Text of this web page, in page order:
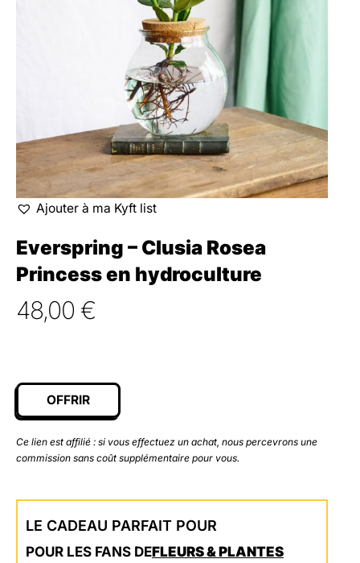
Ajouter à ma Kyft list
Everspring – Clusia Rosea
Princess en hydroculture
48,00 €
OFFRIR
Ce lien est affilié : si vous effectuez un achat, nous percevrons une
commission sans coût supplémentaire pour vous.
LE CADEAU PARFAIT POUR
POUR LES FANS DEFLEURS & PLANTES